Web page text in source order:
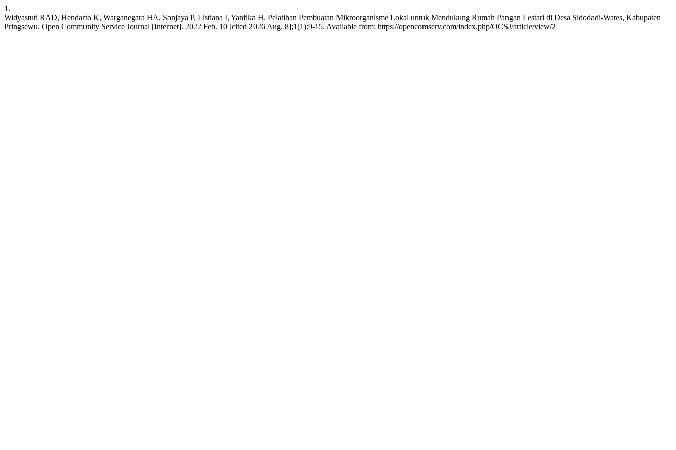
1.
Widyastuti RAD, Hendarto K, Warganegara HA, Sanjaya P, Listiana I, Yanfika H. Pelatihan Pembuatan Mikroorganisme Lokal untuk Mendukung Rumah Pangan Lestari di Desa Sidodadi-Wates, Kabupaten
Pringsewu. Open Community Service Journal [Internet]. 2022 Feb. 10 [cited 2026 Aug. 8];1(1):9-15. Available from: https://opencomserv.com/index.php/OCSJ/article/view/2